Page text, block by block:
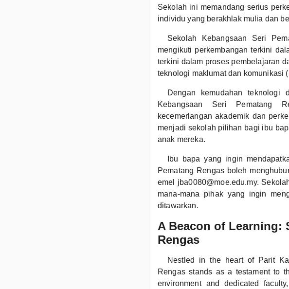
Sekolah ini memandang serius
individu yang berakhlak mulia dan
Sekolah Kebangsaan Seri
mengikuti perkembangan terkini
terkini dalam proses pembelajaran
teknologi maklumat dan komunikasi
Dengan kemudahan teknologi
Kebangsaan Seri Pematang
kecemerlangan akademik dan
menjadi sekolah pilihan bagi ibu
anak mereka.
Ibu bapa yang ingin
Pematang Rengas boleh
emel jba0080@moe.edu.my.
mana-mana pihak yang ingin
ditawarkan.
A Beacon of Learning:
Rengas
Nestled in the heart of Parit
Rengas stands as a testament to
environment and dedicated